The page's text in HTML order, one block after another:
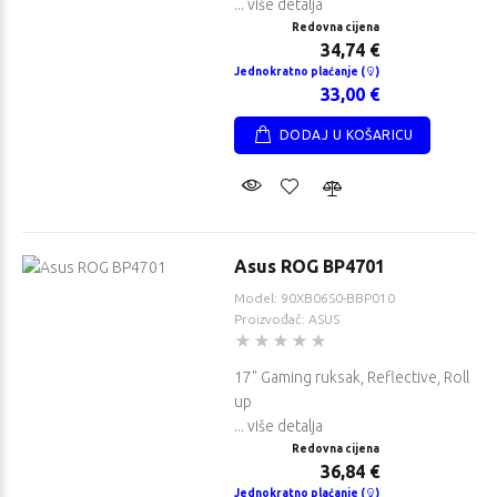
... više detalja
Redovna cijena
34,74 €
Jednokratno plaćanje ( )
33,00 €
DODAJ U KOŠARICU
Asus ROG BP4701
Model: 90XB06S0-BBP010
Proizvođač: ASUS
17" Gaming ruksak, Reflective, Roll
up
... više detalja
Redovna cijena
36,84 €
Jednokratno plaćanje ( )
G2i 16
Redovna cijena
1.998,95 €
Jednokratno